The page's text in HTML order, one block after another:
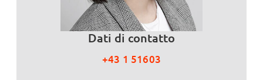
Dati di contatto
+43 1 51603